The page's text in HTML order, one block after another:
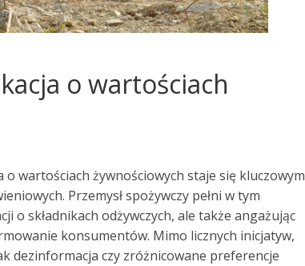
o wartościach
wartościach żywnościowych staje się kluczowym
Przemysł spożywczy pełni w tym
składnikach odżywczych, ale także angażując
konsumentów. Mimo licznych inicjatyw,
dezinformacja czy zróżnicowane preferencje